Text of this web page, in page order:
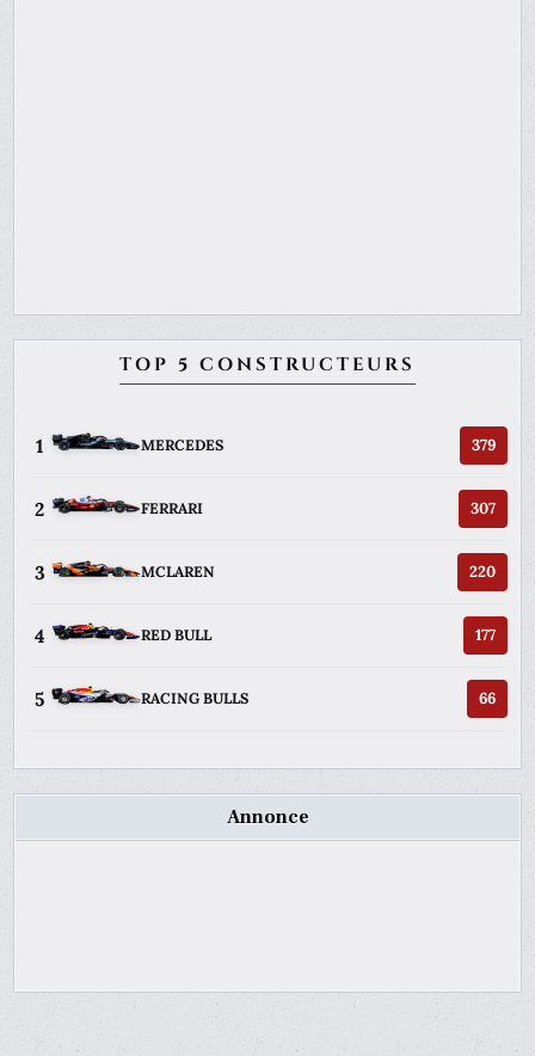
TOP 5 CONSTRUCTEURS
1 MERCEDES 379
2 FERRARI 307
3 MCLAREN 220
4 RED BULL 177
5 RACING BULLS 66
Annonce